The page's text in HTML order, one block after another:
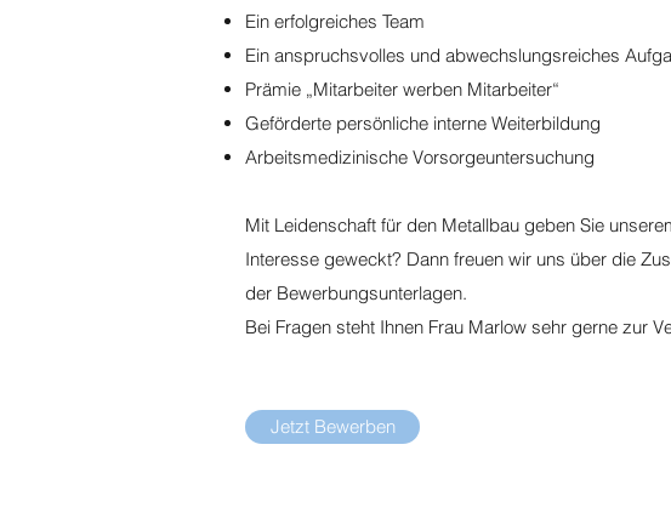
Ein erfolgreiches Team
Ein anspruchsvolles und abwechslungsreiches
Prämie „Mitarbeiter werben Mitarbeiter“
Geförderte persönliche interne Weiterbildung
Arbeitsmedizinische Vorsorgeuntersuchung
Mit Leidenschaft für den Metallbau geben Sie
Interesse geweckt? Dann freuen wir uns über die
der Bewerbungsunterlagen.
Bei Fragen steht Ihnen Frau Marlow sehr gerne zur
Jetzt Bewerben